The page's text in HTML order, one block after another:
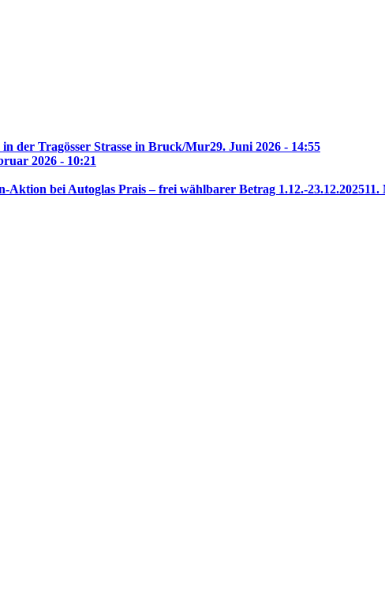
der Tragösser Strasse in Bruck/Mur29. Juni 2026 - 14:55
2026 - 10:21
bei Autoglas Prais – frei wählbarer Betrag 1.12.-23.12.202511.